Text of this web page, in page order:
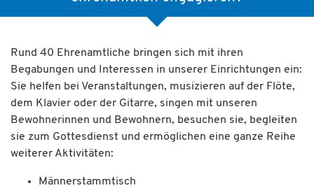
Rund 40 Ehrenamtliche bringen sich mit ihren
Begabungen und Interessen in unserer Einrichtungen ein:
Sie helfen bei Veranstaltungen, musizieren auf der Flöte,
dem Klavier oder der Gitarre, singen mit unseren
Bewohnerinnen und Bewohnern, besuchen sie, begleiten
sie zum Gottesdienst und ermöglichen eine ganze Reihe
weiterer Aktivitäten:
Männerstammtisch